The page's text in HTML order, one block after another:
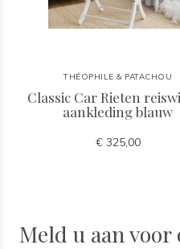
THÉOPHILE & PATACHOU
Classic Car Rieten
aankleding blauw
€ 325,00
Meld u aan